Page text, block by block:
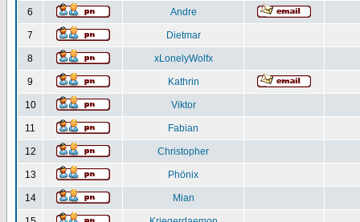
6 Andre
7 Dietmar
8 xLonelyWolfx
9 Kathrin
10 Viktor
11 Fabian
12 Christopher
13 Phönix
14 Mian